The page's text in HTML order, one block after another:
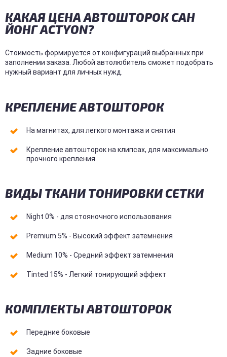
КАКАЯ ЦЕНА АВТОШТОРОК САН
ЙОНГ ACTYON?
Стоимость формируется от конфигураций выбранных при
заполнении заказа. Любой автолюбитель сможет подобрать
нужный вариант для личных нужд.
КРЕПЛЕНИЕ АВТОШТОРОК
На магнитах, для легкого монтажа и снятия
Крепление автошторок на клипсах, для максимально
прочного крепления
ВИДЫ ТКАНИ ТОНИРОВКИ СЕТКИ
Night 0% - для стояночного использования
Premium 5% - Высокий эффект затемнения
Medium 10% - Средний эффект затемнения
Tinted 15% - Легкий тонирующий эффект
КОМПЛЕКТЫ АВТОШТОРОК
Передние боковые
Задние боковые